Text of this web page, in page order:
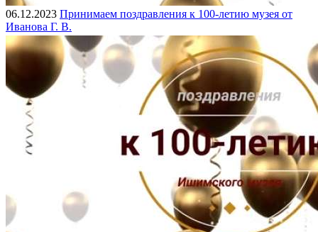
06.12.2023 Принимаем поздравления к 100-летию музея от
Иванова Г. В.